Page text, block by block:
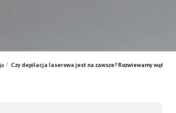
/ Czy depilacja laserowa jest na zawsze? Rozwiewamy